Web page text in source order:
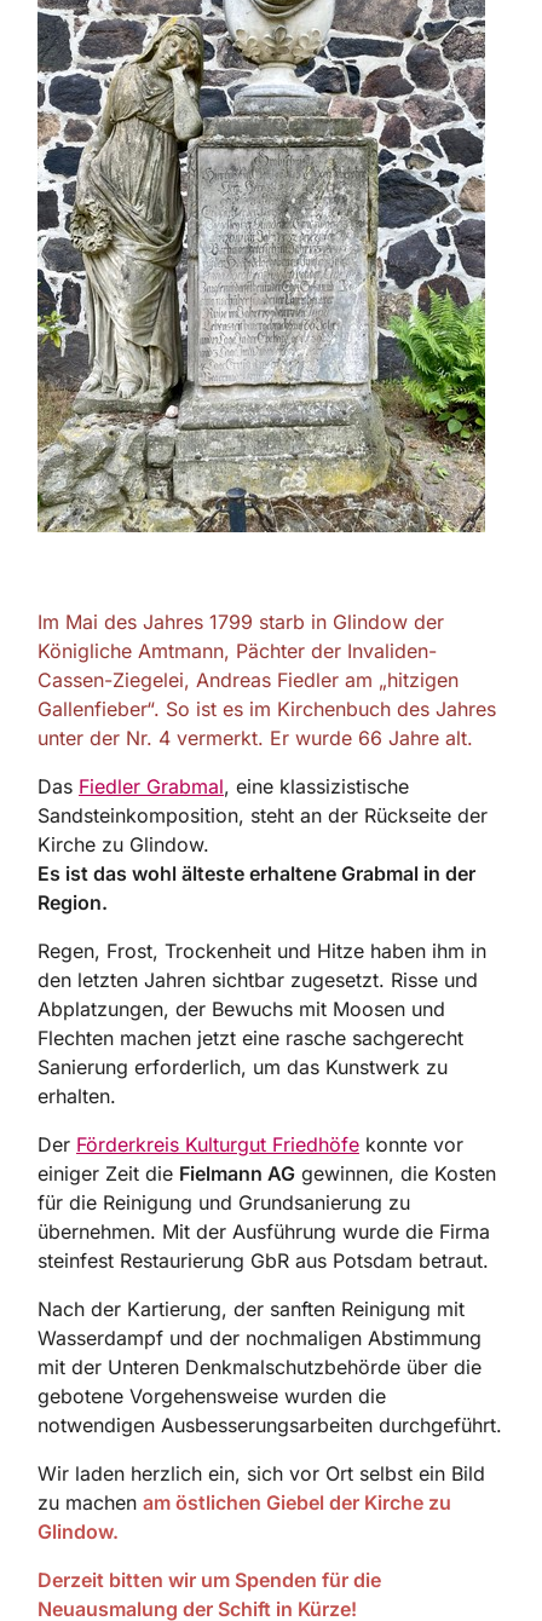
Im Mai des Jahres 1799 starb in Glindow der
Königliche Amtmann, Pächter der Invaliden-
Cassen-Ziegelei, Andreas Fiedler am „hitzigen
Gallenfieber“. So ist es im Kirchenbuch des Jahres
unter der Nr. 4 vermerkt. Er wurde 66 Jahre alt.
Das Fiedler Grabmal, eine klassizistische
Sandsteinkomposition, steht an der Rückseite der
Kirche zu Glindow.
Es ist das wohl älteste erhaltene Grabmal in der
Region.
Regen, Frost, Trockenheit und Hitze haben ihm in
den letzten Jahren sichtbar zugesetzt. Risse und
Abplatzungen, der Bewuchs mit Moosen und
Flechten machen jetzt eine rasche sachgerecht
Sanierung erforderlich, um das Kunstwerk zu
erhalten.
Der Förderkreis Kulturgut Friedhöfe konnte vor
einiger Zeit die Fielmann AG gewinnen, die Kosten
für die Reinigung und Grundsanierung zu
übernehmen. Mit der Ausführung wurde die Firma
steinfest Restaurierung GbR aus Potsdam betraut.
Nach der Kartierung, der sanften Reinigung mit
Wasserdampf und der nochmaligen Abstimmung
mit der Unteren Denkmalschutzbehörde über die
gebotene Vorgehensweise wurden die
notwendigen Ausbesserungsarbeiten durchgeführt.
Wir laden herzlich ein, sich vor Ort selbst ein Bild
zu machen am östlichen Giebel der Kirche zu
Glindow.
Derzeit bitten wir um Spenden für die
Neuausmalung der Schift in Kürze!